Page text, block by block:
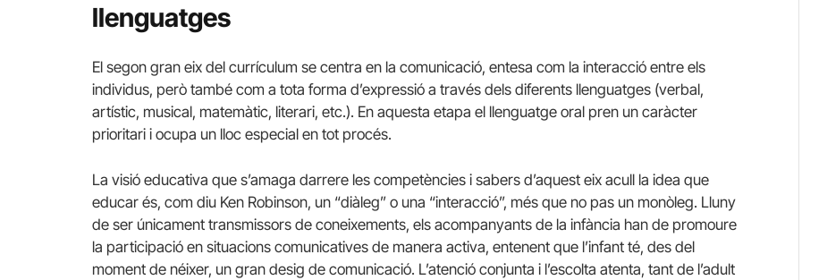
llenguatges
El segon gran eix del currículum se centra en la comunicació, entesa com la interacció entre els
individus, però també com a tota forma d’expressió a través dels diferents llenguatges (verbal,
artístic, musical, matemàtic, literari, etc.). En aquesta etapa el llenguatge oral pren un caràcter
prioritari i ocupa un lloc especial en tot procés.
La visió educativa que s’amaga darrere les competències i sabers d’aquest eix acull la idea que
educar és, com diu Ken Robinson, un “diàleg” o una “interacció”, més que no pas un monòleg. Lluny
de ser únicament transmissors de coneixements, els acompanyants de la infància han de promoure
la participació en situacions comunicatives de manera activa, entenent que l’infant té, des del
moment de néixer, un gran desig de comunicació. L’atenció conjunta i l’escolta atenta, tant de l’adult